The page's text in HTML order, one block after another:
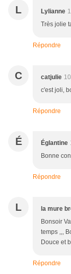
L Lylianne
Très jolie
Répondre
C catjulie
c'est joli,
Répondre
É Églantine
Bonne
Répondre
L la mure
Bonsoir
temps ,,,
Douce et
Répondre